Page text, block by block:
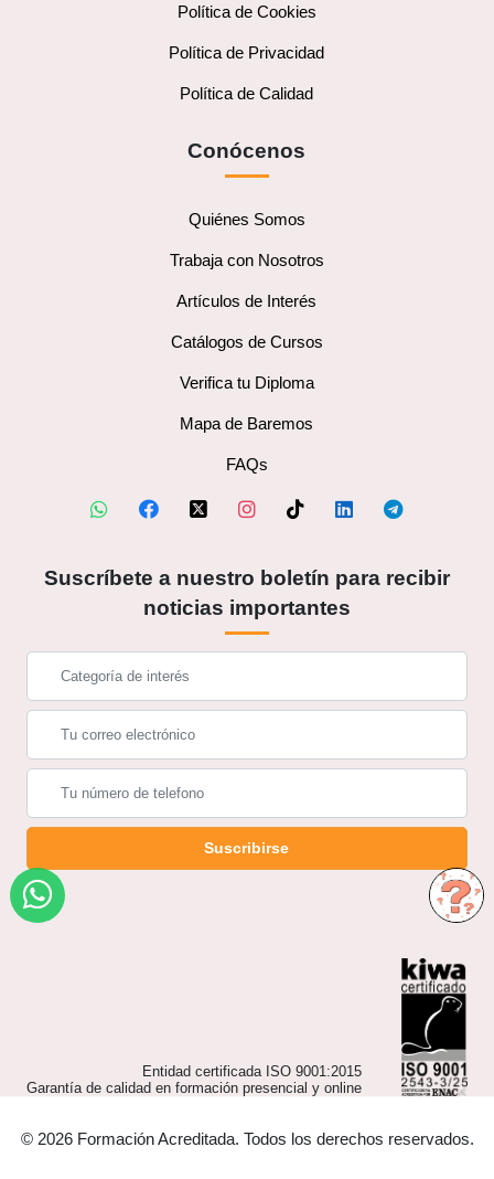
Política de Cookies
Política de Privacidad
Política de Calidad
Conócenos
Quiénes Somos
Trabaja con Nosotros
Artículos de Interés
Catálogos de Cursos
Verifica tu Diploma
Mapa de Baremos
FAQs
Suscríbete a nuestro boletín para recibir
noticias importantes
Suscribirse
Entidad certificada ISO 9001:2015
Garantía de calidad en formación presencial y online
© 2026 Formación Acreditada. Todos los derechos reservados.